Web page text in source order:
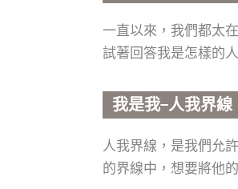
一直以來，我們都太
試著回答我是怎樣的
我是我−人我界線
人我界線，是我們允
的界線中，想要將他